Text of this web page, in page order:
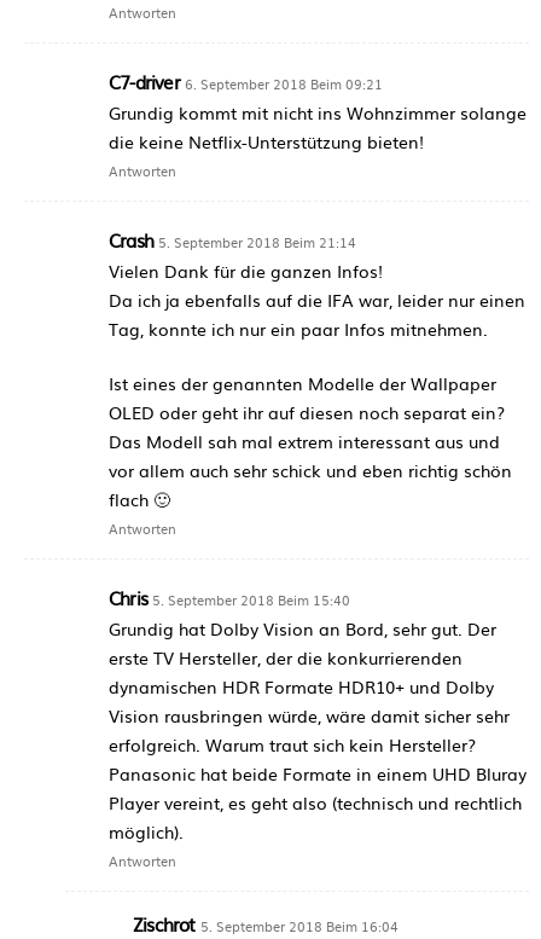
Antworten
C7-driver 6. September 2018 Beim 09:21
Grundig kommt mit nicht ins Wohnzimmer solange
die keine Netflix-Unterstützung bieten!
Antworten
Crash 5. September 2018 Beim 21:14
Vielen Dank für die ganzen Infos!
Da ich ja ebenfalls auf die IFA war, leider nur einen
Tag, konnte ich nur ein paar Infos mitnehmen.
Ist eines der genannten Modelle der Wallpaper
OLED oder geht ihr auf diesen noch separat ein?
Das Modell sah mal extrem interessant aus und
vor allem auch sehr schick und eben richtig schön
flach 🙂
Antworten
Chris 5. September 2018 Beim 15:40
Grundig hat Dolby Vision an Bord, sehr gut. Der
erste TV Hersteller, der die konkurrierenden
dynamischen HDR Formate HDR10+ und Dolby
Vision rausbringen würde, wäre damit sicher sehr
erfolgreich. Warum traut sich kein Hersteller?
Panasonic hat beide Formate in einem UHD Bluray
Player vereint, es geht also (technisch und rechtlich
möglich).
Antworten
Zischrot 5. September 2018 Beim 16:04